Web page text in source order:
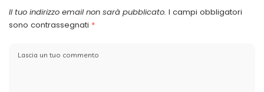
Il tuo indirizzo email non sarà pubblicato. I campi obbligatori
sono contrassegnati *